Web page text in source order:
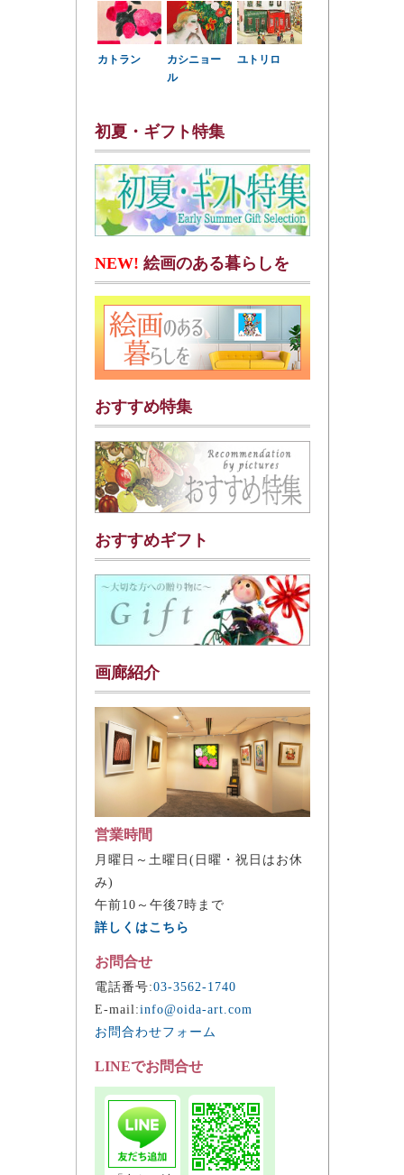
カトラン
カシニョー
ル
ユトリロ
初夏・ギフト特集
NEW! 絵画のある暮らしを
おすすめ特集
おすすめギフト
画廊紹介
営業時間
月曜日～土曜日(日曜・祝日はお休
み)
午前10～午後7時まで
詳しくはこちら
お問合せ
電話番号:03-3562-1740
E-mail:info@oida-art.com
お問合わせフォーム
LINEでお問合せ